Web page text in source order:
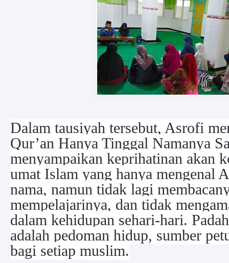
Dalam tausiyah tersebut, Asrofi
Qur’an Hanya Tinggal Namanya
menyampaikan keprihatinan akan
umat Islam yang hanya mengenal
nama, namun tidak lagi
mempelajarinya, dan tidak
dalam kehidupan sehari-hari.
adalah pedoman hidup, sumber
bagi setiap muslim.